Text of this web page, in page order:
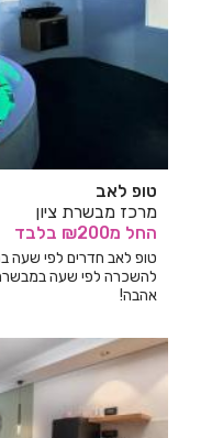
טופ לאב
מרכז מבשרת ציון
החל מ₪200 בלבד
טופ לאב חדרים לפי שעה
להשכרה לפי שעה במבשרת
אהבה!